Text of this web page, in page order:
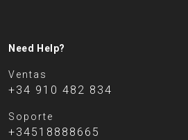
Need Help?
Ventas
+34 910 482 834
Soporte
+34518888665